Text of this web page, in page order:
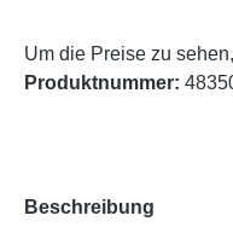
Um die Preise zu
Produktnummer:
Beschreibung